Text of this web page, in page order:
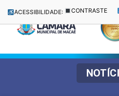
ACESSIBILIDADE: CONTRASTE